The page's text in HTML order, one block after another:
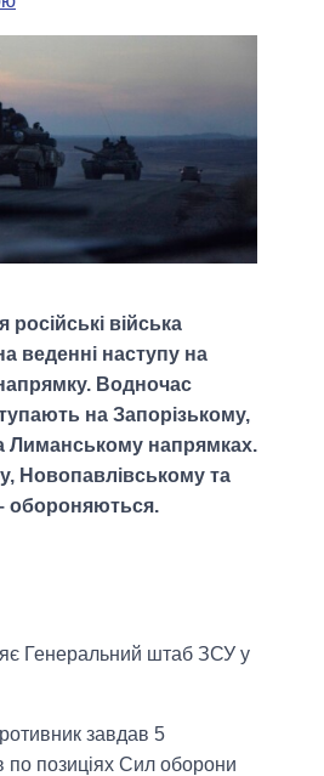
війська
веденні наступу на
Водночас
на Запорізькому,
Лиманському напрямках.
Новопавлівському та
обороняються.
Генеральний штаб ЗСУ у
завдав 5
по позиціях Сил оборони